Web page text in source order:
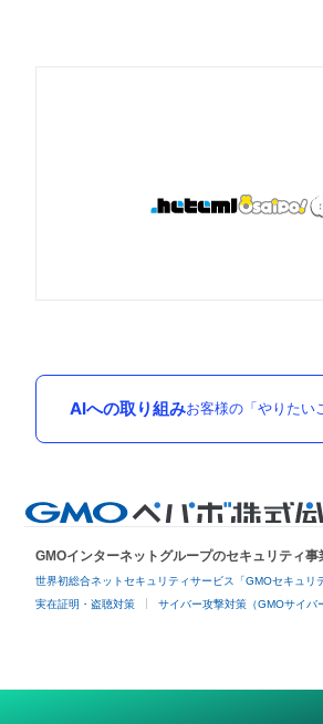
AIへの取り組みお客様の「やりたい
GMOインターネットグループのセキュリティ事
世界初総合ネットセキュリティサービス「GMOセキュリ
実在証明・盗聴対策 サイバー攻撃対策（GMOサイバ